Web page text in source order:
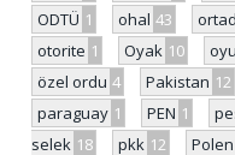
ODTÜ 1 ohal 43
otorite 1 Oyak 10
özel ordu 4 Pakistan 12
paraguay 1 PEN 1
selek 18 pkk 12